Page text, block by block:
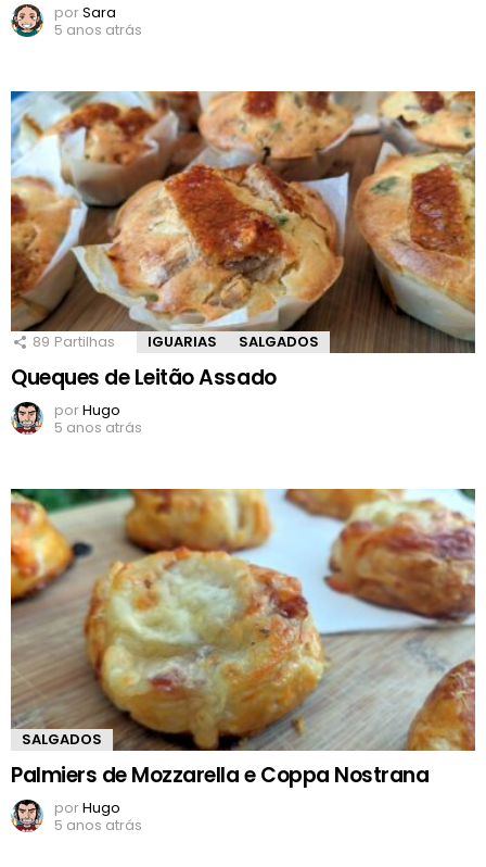
porSara
5 anos atrás
89 Partilhas IGUARIAS SALGADOS
Queques de Leitão Assado
porHugo
5 anos atrás
SALGADOS
Palmiers de Mozzarella e Coppa Nostrana
porHugo
5 anos atrás